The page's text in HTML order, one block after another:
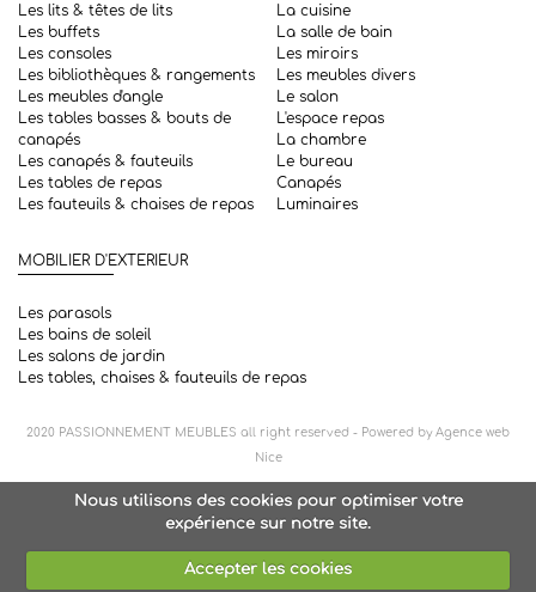
Les lits & têtes de lits
Les buffets
Les consoles
Les bibliothèques & rangements
Les meubles d'angle
Les tables basses & bouts de
canapés
Les canapés & fauteuils
Les tables de repas
Les fauteuils & chaises de repas
La cuisine
La salle de bain
Les miroirs
Les meubles divers
Le salon
L'espace repas
La chambre
Le bureau
Canapés
Luminaires
MOBILIER D'EXTERIEUR
Les parasols
Les bains de soleil
Les salons de jardin
Les tables, chaises & fauteuils de repas
2020 PASSIONNEMENT MEUBLES all right reserved - Powered byAgence web
Nice
Nous utilisons des cookies pour optimiser votre
expérience sur notre site.
Accepter les cookies